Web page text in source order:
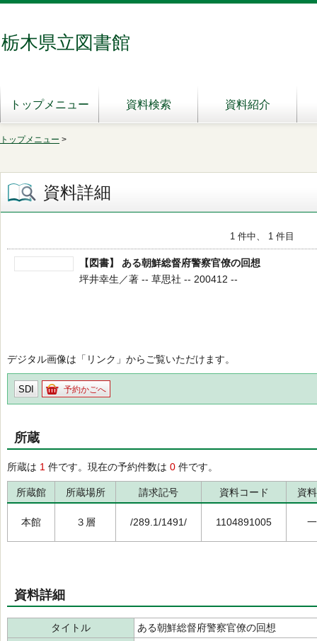
栃木県立図書館
トップメニュー 資料検索 資料紹介
トップメニュー >
資料詳細
1 件中、 1 件目
【図書】 ある朝鮮総督府警察官僚の回想
坪井幸生／著 -- 草思社 -- 200412 --
デジタル画像は「リンク」からご覧いただけます。
SDI 予約かごへ
所蔵
所蔵は 1 件です。現在の予約件数は 0 件です。
所蔵館 所蔵場所 請求記号 資料コード 資
本館 ３層 /289.1/1491/ 1104891005
資料詳細
タイトル
ある朝鮮総督府警察官僚の回想